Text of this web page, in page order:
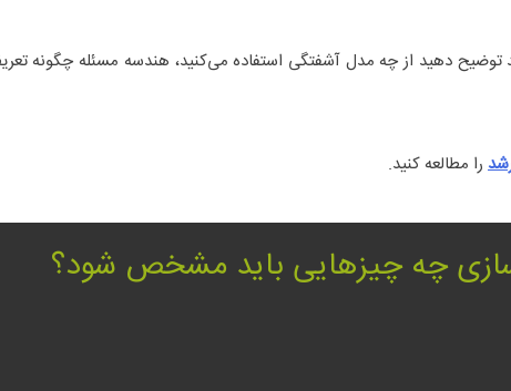
توضیح دهید از چه مدل آشفتگی استفاده می‌کنید، هندسه مسئله چگونه
را مطالعه کنید.
چه چیزهایی باید مشخص شود؟